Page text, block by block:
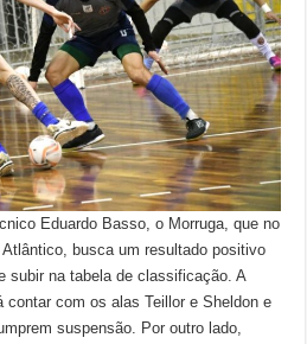
Eduardo Basso, o Morruga, que no
busca um resultado positivo
subir na tabela de classificação. A
contar com os alas Teillor e Sheldon e
suspensão. Por outro lado,